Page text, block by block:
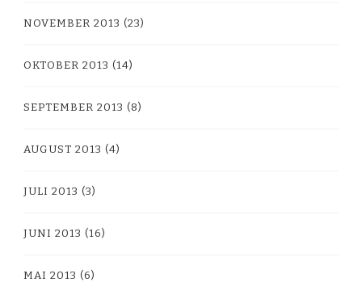
NOVEMBER 2013 (23)
OKTOBER 2013 (14)
SEPTEMBER 2013 (8)
AUGUST 2013 (4)
JULI 2013 (3)
JUNI 2013 (16)
MAI 2013 (6)